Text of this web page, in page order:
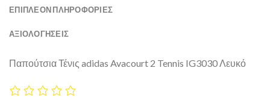
ΕΠΙΠΛΈΟΝ ΠΛΗΡΟΦΟΡΊΕΣ
ΑΞΙΟΛΟΓΗΣΕΙΣ
Παπούτσια Τένις adidas Avacourt 2 Tennis IG3030 Λευκό